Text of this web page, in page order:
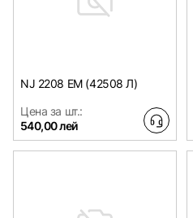
NJ 2208 EM (42508 Л)
Цена за шт.:
540,00 лей